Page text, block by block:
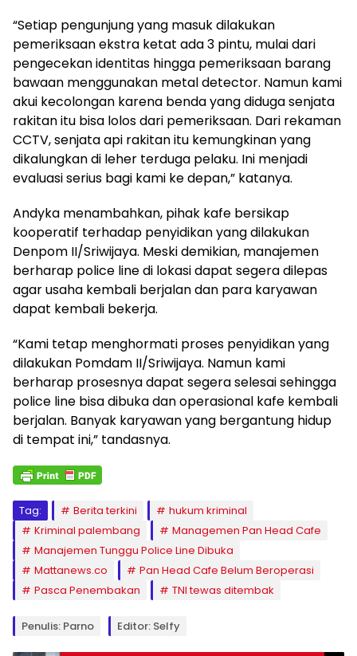
“Setiap pengunjung yang masuk dilakukan
pemeriksaan ekstra ketat ada 3 pintu, mulai dari
pengecekan identitas hingga pemeriksaan barang
bawaan menggunakan metal detector. Namun kami
akui kecolongan karena benda yang diduga senjata
rakitan itu bisa lolos dari pemeriksaan. Dari rekaman
CCTV, senjata api rakitan itu kemungkinan yang
dikalungkan di leher terduga pelaku. Ini menjadi
evaluasi serius bagi kami ke depan,” katanya.
Andyka menambahkan, pihak kafe bersikap
kooperatif terhadap penyidikan yang dilakukan
Denpom II/Sriwijaya. Meski demikian, manajemen
berharap police line di lokasi dapat segera dilepas
agar usaha kembali berjalan dan para karyawan
dapat kembali bekerja.
“Kami tetap menghormati proses penyidikan yang
dilakukan Pomdam II/Sriwijaya. Namun kami
berharap prosesnya dapat segera selesai sehingga
police line bisa dibuka dan operasional kafe kembali
berjalan. Banyak karyawan yang bergantung hidup
di tempat ini,” tandasnya.
Tag: Berita terkini
hukum kriminal
Kriminal palembang
Managemen Pan Head Cafe
Manajemen Tunggu Police Line Dibuka
Mattanews.co
Pan Head Cafe Belum Beroperasi
Pasca Penembakan
TNI tewas ditembak
Penulis: Parno Editor: Selfy